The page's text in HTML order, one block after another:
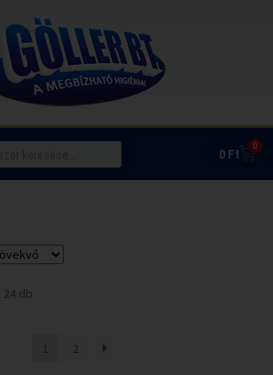
0Ft 0
db
1 2